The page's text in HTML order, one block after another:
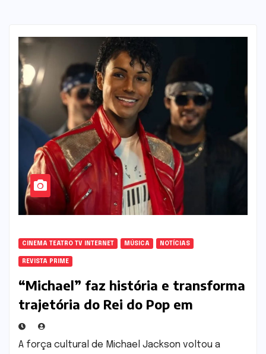
CINEMA TEATRO TV INTERNET MÚSICA NOTÍCIAS
REVISTA PRIME
“Michael” faz história e transforma
trajetória do Rei do Pop em
fenômeno mundial nos cinemas
A força cultural de Michael Jackson voltou a